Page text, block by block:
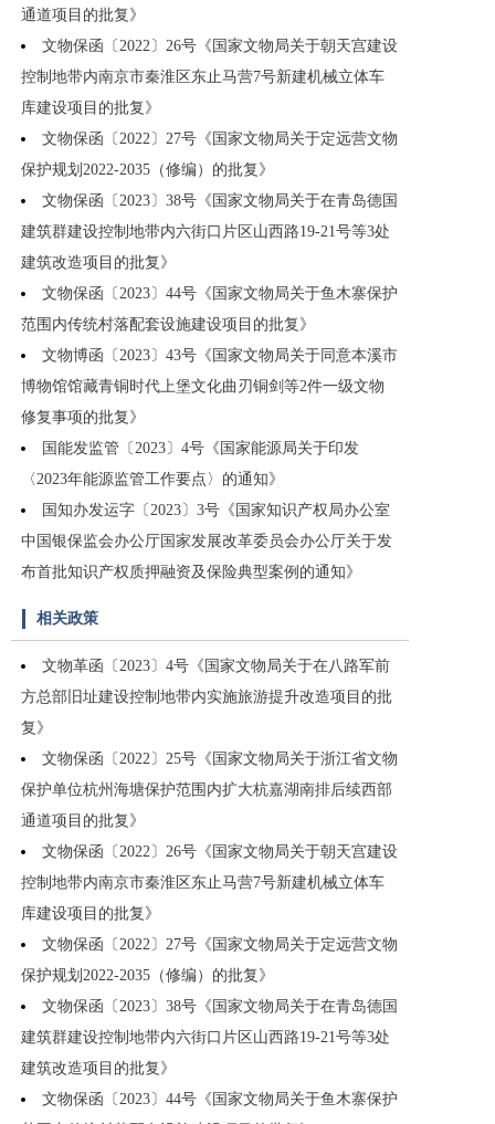
通道项目的批复》
文物保函〔2022〕26号《国家文物局关于朝天宫建设
控制地带内南京市秦淮区东止马营7号新建机械立体车
库建设项目的批复》
文物保函〔2022〕27号《国家文物局关于定远营文物
保护规划2022-2035（修编）的批复》
文物保函〔2023〕38号《国家文物局关于在青岛德国
建筑群建设控制地带内六街口片区山西路19-21号等3处
建筑改造项目的批复》
文物保函〔2023〕44号《国家文物局关于鱼木寨保护
范围内传统村落配套设施建设项目的批复》
文物博函〔2023〕43号《国家文物局关于同意本溪市
博物馆馆藏青铜时代上堡文化曲刃铜剑等2件一级文物
修复事项的批复》
国能发监管〔2023〕4号《国家能源局关于印发
〈2023年能源监管工作要点〉的通知》
国知办发运字〔2023〕3号《国家知识产权局办公室
中国银保监会办公厅国家发展改革委员会办公厅关于发
布首批知识产权质押融资及保险典型案例的通知》
相关政策
文物革函〔2023〕4号《国家文物局关于在八路军前
方总部旧址建设控制地带内实施旅游提升改造项目的批
复》
文物保函〔2022〕25号《国家文物局关于浙江省文物
保护单位杭州海塘保护范围内扩大杭嘉湖南排后续西部
通道项目的批复》
文物保函〔2022〕26号《国家文物局关于朝天宫建设
控制地带内南京市秦淮区东止马营7号新建机械立体车
库建设项目的批复》
文物保函〔2022〕27号《国家文物局关于定远营文物
保护规划2022-2035（修编）的批复》
文物保函〔2023〕38号《国家文物局关于在青岛德国
建筑群建设控制地带内六街口片区山西路19-21号等3处
建筑改造项目的批复》
文物保函〔2023〕44号《国家文物局关于鱼木寨保护